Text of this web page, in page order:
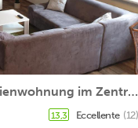
HässelHof - 80qm Ferienwohnung im Zentrum von Bad Liebenwerda
13,3 Eccellente (12)